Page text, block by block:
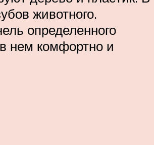
животного.
определенного
нем комфортно и